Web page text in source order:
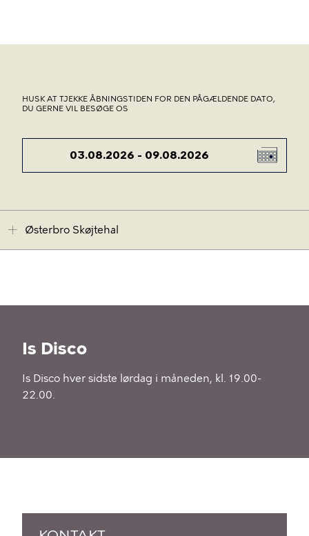
HUSK AT TJEKKE ÅBNINGSTIDEN FOR DEN PÅGÆLDENDE DATO,
DU GERNE VIL BESØGE OS
Østerbro Skøjtehal
Is Disco
Is Disco hver sidste lørdag i måneden, kl. 19.00-
22.00.